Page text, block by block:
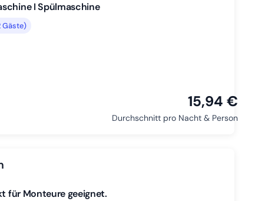
I Spülmaschine
Gäste)
15,94 €
Durchschnitt pro Nacht & Person
für Monteure geeignet.